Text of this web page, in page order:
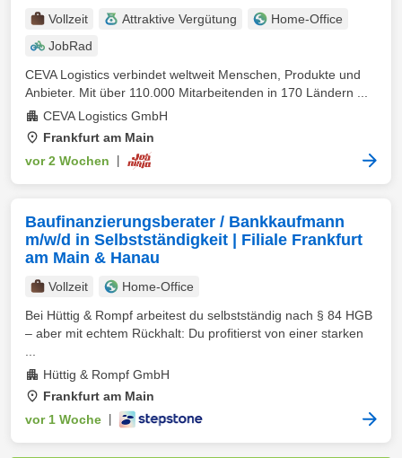
Vollzeit Attraktive Vergütung
Home-Office
JobRad
CEVA Logistics verbindet weltweit Menschen, Produkte und
Anbieter. Mit über 110.000 Mitarbeitenden in 170 Ländern ...
CEVA Logistics GmbH
Frankfurt am Main
vor 2 Wochen
Baufinanzierungsberater / Bankkaufmann
m/w/d in Selbstständigkeit | Filiale Frankfurt
am Main & Hanau
Vollzeit
Home-Office
Bei Hüttig & Rompf arbeitest du selbstständig nach § 84 HGB
– aber mit echtem Rückhalt: Du profitierst von einer starken
Hüttig & Rompf GmbH
Frankfurt am Main
vor 1 Woche